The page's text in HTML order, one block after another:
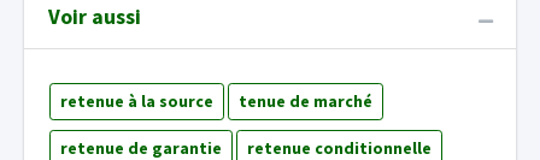
Voir aussi
retenue à la source tenue de marché
retenue de garantie retenue conditionnelle